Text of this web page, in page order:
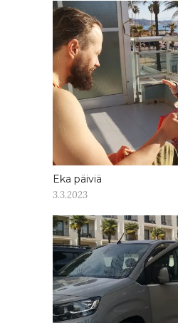
Eka päiviä
3.3.2023